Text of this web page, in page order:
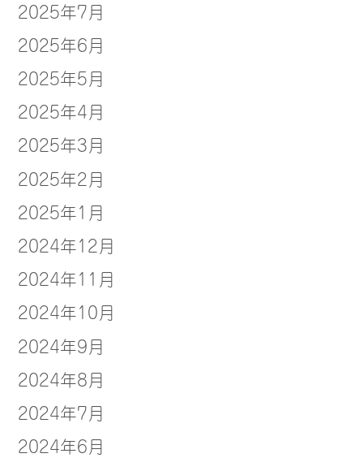
2025年7月
2025年6月
2025年5月
2025年4月
2025年3月
2025年2月
2025年1月
2024年12月
2024年11月
2024年10月
2024年9月
2024年8月
2024年7月
2024年6月